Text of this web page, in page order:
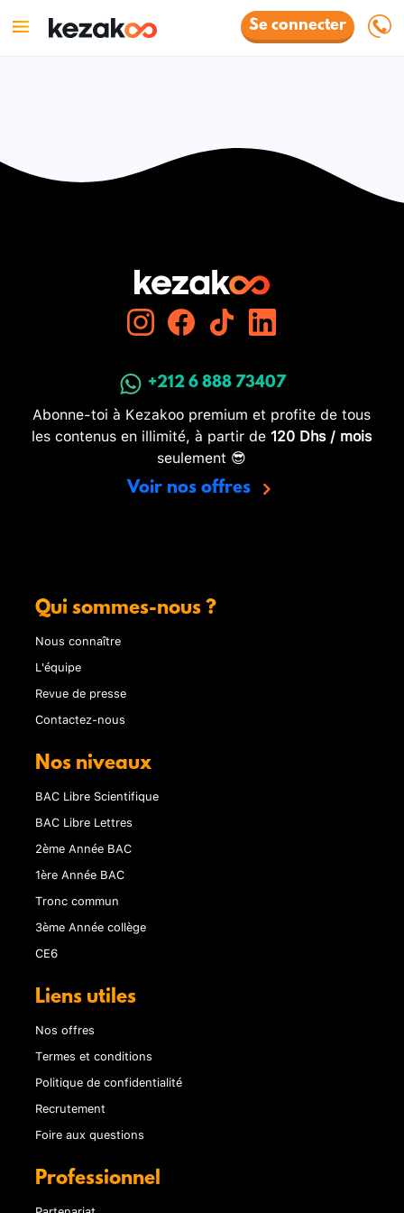
Se connecter
+212 6 888 73407
Abonne-toi à Kezakoo premium et profite de tous
les contenus en illimité, à partir de 120 Dhs / mois
seulement 😎
Voir nos offres
Qui sommes-nous ?
Nous connaître
L'équipe
Revue de presse
Contactez-nous
Nos niveaux
BAC Libre Scientifique
BAC Libre Lettres
2ème Année BAC
1ère Année BAC
Tronc commun
3ème Année collège
CE6
Liens utiles
Nos offres
Termes et conditions
Politique de confidentialité
Recrutement
Foire aux questions
Professionnel